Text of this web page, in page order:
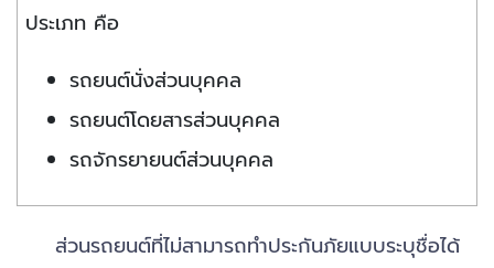
ประเภท คือ
รถยนต์นั่งส่วนบุคคล
รถยนต์โดยสารส่วนบุคคล
รถจักรยายนต์ส่วนบุคคล
ส่วนรถยนต์ที่ไม่สามารถทำประกันภัยแบบระบุชื่อได้